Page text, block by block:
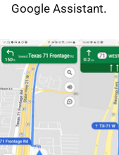
Google Assistant.